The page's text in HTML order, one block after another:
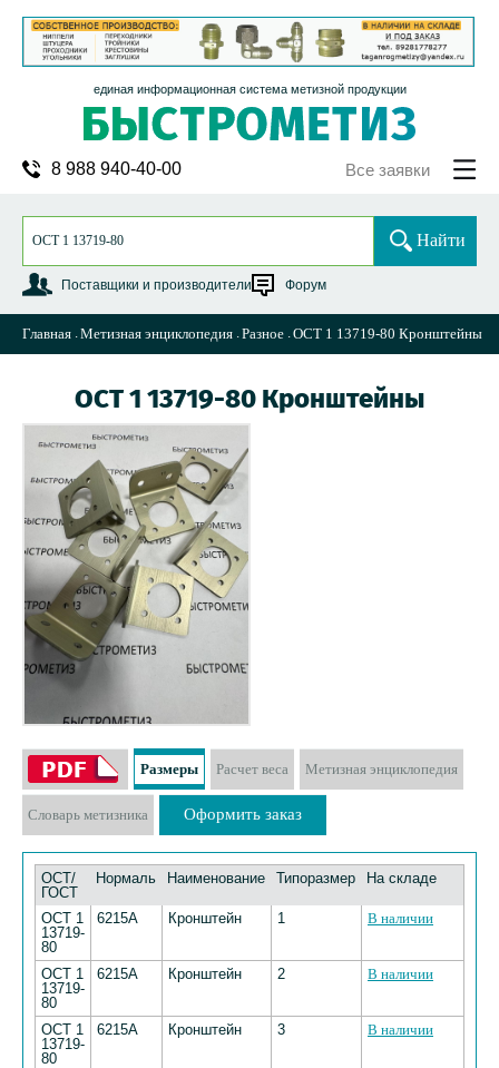
единая информационная система метизной продукции
8 988 940-40-00 Все заявки
Поставщики и производители Форум
Найти
Главная Метизная энциклопедия Разное ОСТ 1 13719-80 Кронштейны
ОСТ 1 13719-80 Кронштейны
Размеры Расчет веса Метизная энциклопедия
Словарь метизника Оформить заказ
ОСТ/
ГОСТ
Нормаль Наименование Типоразмер На складе
ОСТ 1
13719-
80
6215А Кронштейн 1 В наличии
ОСТ 1
13719-
80
6215А Кронштейн 2 В наличии
ОСТ 1
13719-
80
6215А Кронштейн 3 В наличии